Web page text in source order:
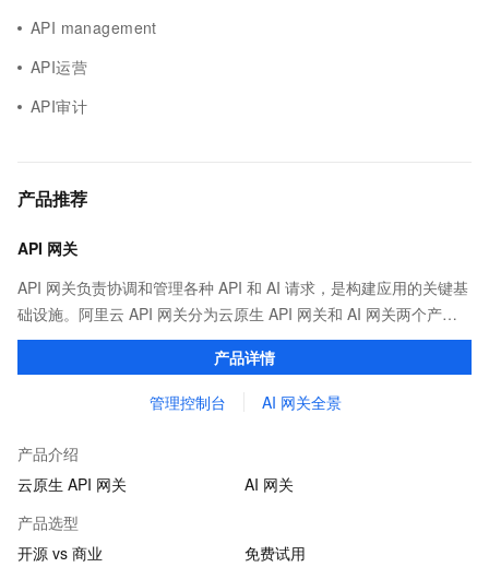
API management
API运营
API审计
产品推荐
API 网关
API 网关负责协调和管理各种 API 和 AI 请求，是构建应用的关键基
础设施。阿里云 API 网关分为云原生 API 网关和 AI 网关两个产
品。
产品详情
管理控制台 AI 网关全景
产品介绍
云原生 API 网关
AI 网关
产品选型
开源 vs 商业
免费试用